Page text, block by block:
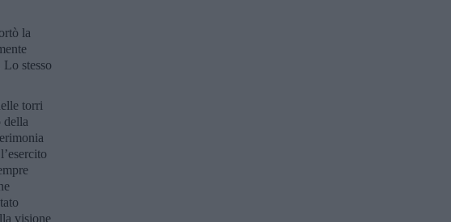
la
stesso
torri
della
visione